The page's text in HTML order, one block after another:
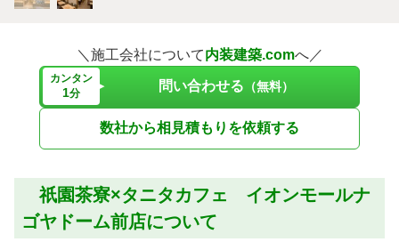
＼施工会社について内装建築.comへ／
カンタン
1分 問い合わせる （無料）
数社から相見積もりを依頼する
祇園茶寮×タニタカフェ イオンモールナ
ゴヤドーム前店について